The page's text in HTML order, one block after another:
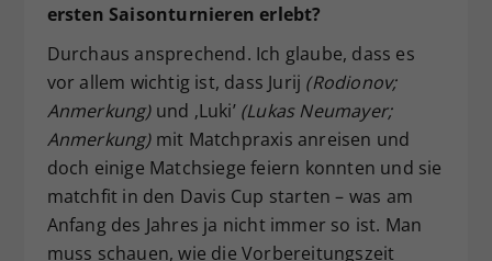
ersten Saisonturnieren erlebt?
Durchaus ansprechend. Ich glaube, dass es
vor allem wichtig ist, dass Jurij (Rodionov;
Anmerkung)und ‚Luki’ (Lukas Neumayer;
Anmerkung)mit Matchpraxis anreisen und
doch einige Matchsiege feiern konnten und sie
matchfit in den Davis Cup starten – was am
Anfang des Jahres ja nicht immer so ist. Man
muss schauen, wie die Vorbereitungszeit